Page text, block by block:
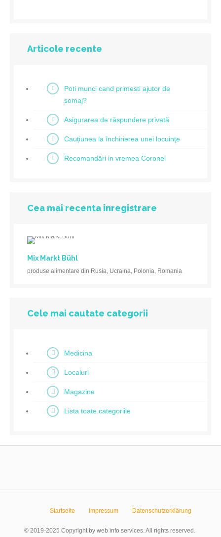
Articole recente
Poti munci cand primesti ajutor de
somaj?
Asigurarea de răspundere privată
Cauțiunea la închirierea unei locuințe
Recomandări in vremea Coronei
Cea mai recenta inregistrare
Mix Markt Bühl
produse alimentare din Rusia, Ucraina, Polonia, Romania
Cele mai cautate categorii
Medicina
Localuri
Magazine
Lista toate categoriile
Startseite Impressum Datenschutzerklärung
© 2019-2025 Copyright by web info services. All rights reserved.